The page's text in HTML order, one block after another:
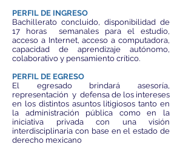
PERFIL DE INGRESO
Bachillerato concluido, disponibilidad de
17 horas semanales para el estudio,
acceso a Internet, acceso a computadora,
capacidad de aprendizaje autónomo,
colaborativo y pensamiento crítico.
PERFIL DE EGRESO
El egresado brindará asesoría,
representación y defensa de los intereses
en los distintos asuntos litigiosos tanto en
la administración pública como en la
iniciativa privada con una visión
interdisciplinaria con base en el estado de
derecho mexicano